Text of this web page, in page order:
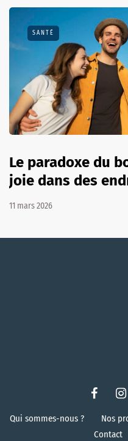
SANTÉ
Le paradoxe du
joie dans des
11 mars 2026
Qui sommes-nous ? Nos
Contact